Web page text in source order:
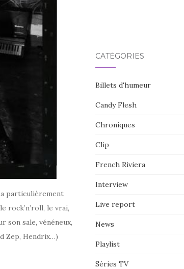
particulièrement
rock’n’roll, le vrai,
son sale, vénéneux,
Zep, Hendrix…)
CATÉGORIES
Billets d'humeur
Candy Flesh
Chroniques
Clip
French Riviera
Interview
Live report
News
Playlist
Séries TV